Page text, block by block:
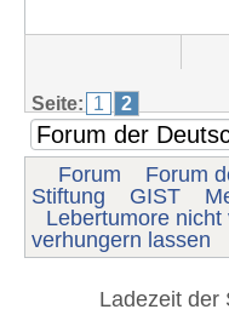
Seite: 1 2
Forum
Forum
Stiftung
GIST
Lebertumore
verhungern lassen
Ladezeit der